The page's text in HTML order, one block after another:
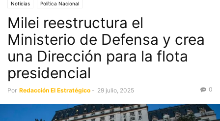
Noticias Política Nacional
Milei reestructura el
Ministerio de Defensa y crea
una Dirección para la flota
presidencial
Por Redacción El Estratégico - 29 julio, 2025 0